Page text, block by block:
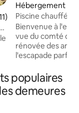
moyenne sur la
Hébergement ⋅
Piscine chauffée I
Heights
Bienvenue à
vue du comté de
rénovée des
l'escapade
d'un jacuzzi,
(ouverte de mi-
d'une aire de
populaires
demeures